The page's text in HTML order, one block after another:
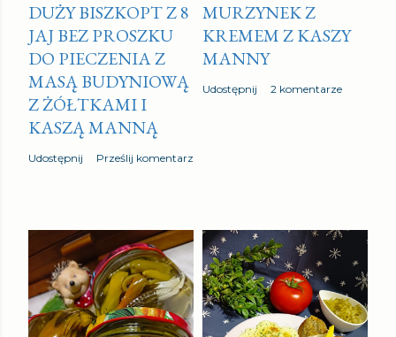
DUŻY BISZKOPT Z 8
JAJ BEZ PROSZKU
DO PIECZENIA Z
MASĄ BUDYNIOWĄ
Z ŻÓŁTKAMI I
KASZĄ MANNĄ
Udostępnij Prześlij komentarz
MURZYNEK Z
KREMEM Z KASZY
MANNY
Udostępnij 2 komentarze